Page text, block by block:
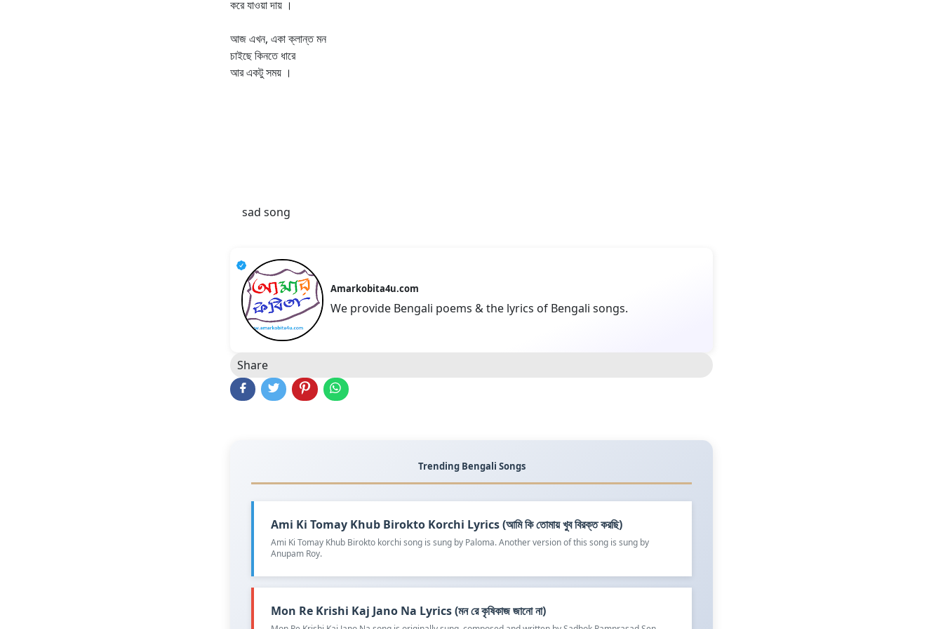
করে যাওয়া দায় ।
আজ এখন, একা ক্লান্ত মন
চাইছে কিনতে ধারে
আর একটু সময় ।
sad song
Amarkobita4u.com
We provide Bengali poems & the lyrics of Bengali songs.
Share
Trending Bengali Songs
Ami Ki Tomay Khub Birokto Korchi Lyrics (আমি কি তোমায় খুব বিরক্ত করছি)
Ami Ki Tomay Khub Birokto korchi song is sung by Paloma. Another version of this song is sung by
Anupam Roy.
Mon Re Krishi Kaj Jano Na Lyrics (মন রে কৃষিকাজ জানো না)